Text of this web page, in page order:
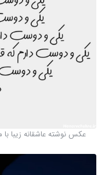
عکس نوشته عاشقانه زیبا